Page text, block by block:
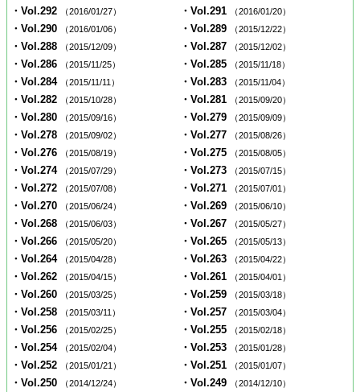
・Vol.292 （2016/01/27） ・Vol.291 （2016/01/20）
・Vol.290 （2016/01/06） ・Vol.289 （2015/12/22）
・Vol.288 （2015/12/09） ・Vol.287 （2015/12/02）
・Vol.286 （2015/11/25） ・Vol.285 （2015/11/18）
・Vol.284 （2015/11/11） ・Vol.283 （2015/11/04）
・Vol.282 （2015/10/28） ・Vol.281 （2015/09/20）
・Vol.280 （2015/09/16） ・Vol.279 （2015/09/09）
・Vol.278 （2015/09/02） ・Vol.277 （2015/08/26）
・Vol.276 （2015/08/19） ・Vol.275 （2015/08/05）
・Vol.274 （2015/07/29） ・Vol.273 （2015/07/15）
・Vol.272 （2015/07/08） ・Vol.271 （2015/07/01）
・Vol.270 （2015/06/24） ・Vol.269 （2015/06/10）
・Vol.268 （2015/06/03） ・Vol.267 （2015/05/27）
・Vol.266 （2015/05/20） ・Vol.265 （2015/05/13）
・Vol.264 （2015/04/28） ・Vol.263 （2015/04/22）
・Vol.262 （2015/04/15） ・Vol.261 （2015/04/01）
・Vol.260 （2015/03/25） ・Vol.259 （2015/03/18）
・Vol.258 （2015/03/11） ・Vol.257 （2015/03/04）
・Vol.256 （2015/02/25） ・Vol.255 （2015/02/18）
・Vol.254 （2015/02/04） ・Vol.253 （2015/01/28）
・Vol.252 （2015/01/21） ・Vol.251 （2015/01/07）
・Vol.250 （2014/12/24） ・Vol.249 （2014/12/10）